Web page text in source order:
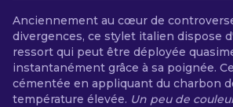
Anciennement au cœur de
divergences, ce stylet italien dispose
ressort qui peut être déployée
instantanément grâce à sa poignée.
cémentée en appliquant du charbon
température élevée. Un peu de